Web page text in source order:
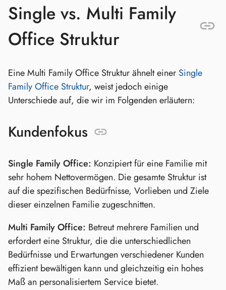
Single vs. Multi Family
Office Struktur
Eine Multi Family Office Struktur ähnelt einer Single
Family Office Struktur, weist jedoch einige
Unterschiede auf, die wir im Folgenden erläutern:
Kundenfokus
Single Family Office: Konzipiert für eine Familie mit
sehr hohem Nettovermögen. Die gesamte Struktur ist
auf die spezifischen Bedürfnisse, Vorlieben und Ziele
dieser einzelnen Familie zugeschnitten.
Multi Family Office: Betreut mehrere Familien und
erfordert eine Struktur, die die unterschiedlichen
Bedürfnisse und Erwartungen verschiedener Kunden
effizient bewältigen kann und gleichzeitig ein hohes
Maß an personalisiertem Service bietet.